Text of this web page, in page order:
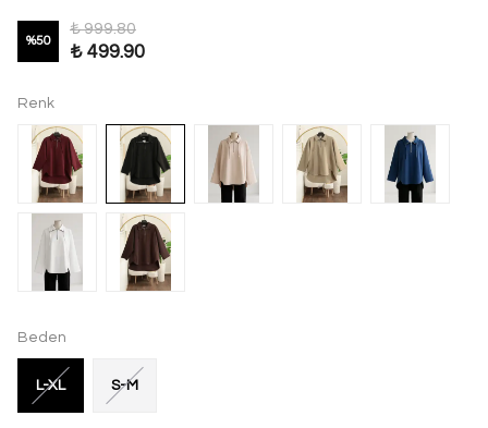
%50
₺ 999.80
₺ 499.90
Renk
Beden
L-XL S-M